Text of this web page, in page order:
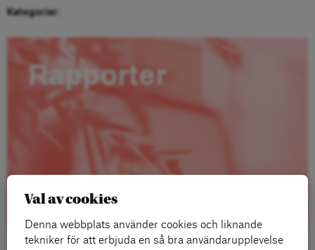
Kategorier:
Rapporter
Val av cookies
Denna webbplats använder cookies och liknande
tekniker för att erbjuda en så bra användarupplevelse